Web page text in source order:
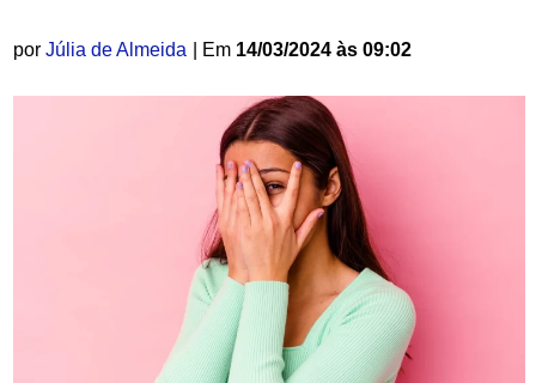
por Júlia de Almeida | Em 14/03/2024 às 09:02